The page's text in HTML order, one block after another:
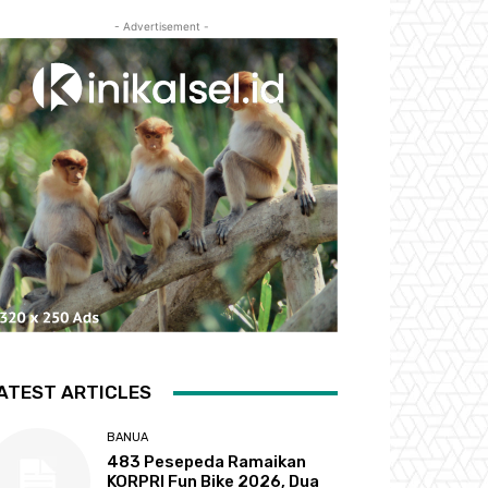
- Advertisement -
ARTICLES
BANUA
483 Pesepeda Ramaikan
KORPRI Fun Bike 2026, Dua